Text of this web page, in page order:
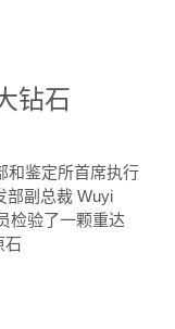
钻石
和鉴定所首席执行
部副总裁 Wuyi
检验了一颗重达
石